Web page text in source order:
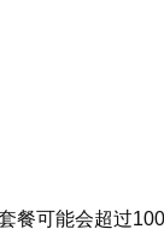
可能会超过